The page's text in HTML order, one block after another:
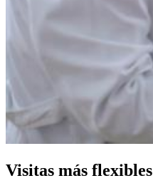
Visitas más flexibles